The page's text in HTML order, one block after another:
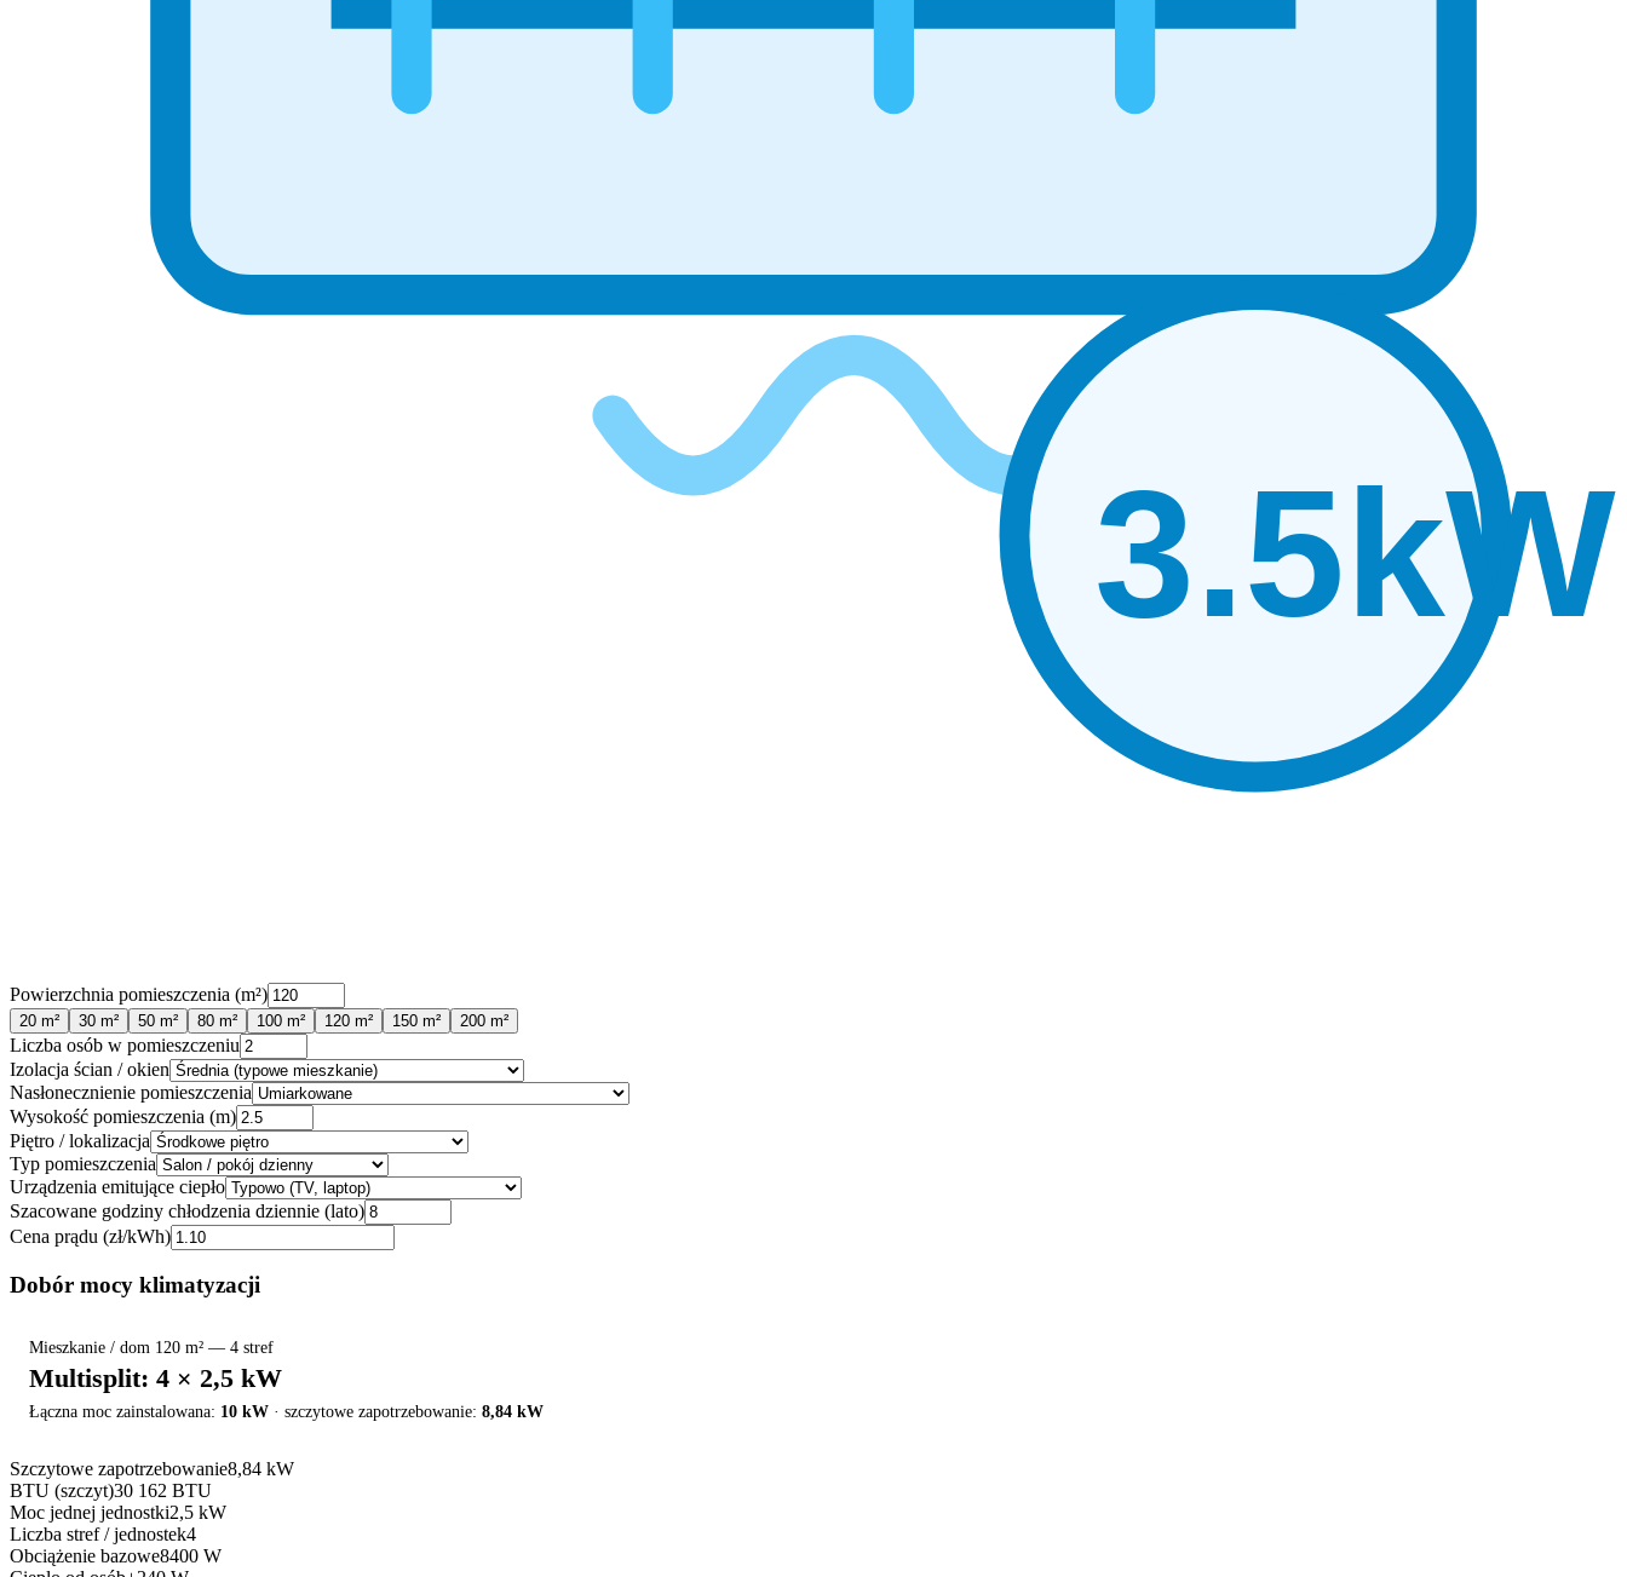
3.5kW
Powierzchnia pomieszczenia (m²)
20 m² 30 m² 50 m² 80 m² 100 m² 120 m² 150 m² 200 m²
Liczba osób w pomieszczeniu
Izolacja ścian / okien
Nasłonecznienie pomieszczenia
Wysokość pomieszczenia (m)
Piętro / lokalizacja
Typ pomieszczenia
Urządzenia emitujące ciepło
Szacowane godziny chłodzenia dziennie (lato)
Cena prądu (zł/kWh)
Dobór mocy klimatyzacji
Mieszkanie / dom 120 m² — 4 stref
Multisplit: 4 × 2,5 kW
Łączna moc zainstalowana: 10 kW · szczytowe zapotrzebowanie: 8,84 kW
Szczytowe zapotrzebowanie8,84 kW
BTU (szczyt)30 162 BTU
Moc jednej jednostki2,5 kW
Liczba stref / jednostek4
Obciążenie bazowe8400 W